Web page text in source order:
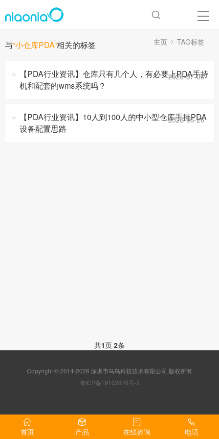
与“小仓库PDA”相关的标签 主页 TAG标签
【PDA行业资讯】仓库只有几个人，有必要上PDA手持
机和配套的wms系统吗？
2026-07-06
【PDA行业资讯】10人到100人的中小型仓库手持PDA
设备配置思路
2026-06-26
共1页 2条
Copyright © 2014-2026 深圳市鸟鸟科技技术有限公司 版权所有
粤ICP备19102876号-2
首页 产品 在线咨询 电话